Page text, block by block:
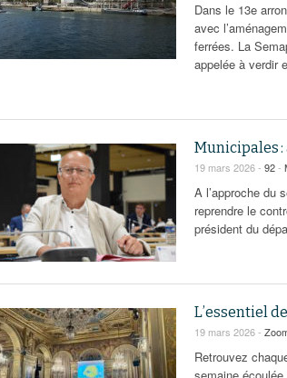
Dans le 13e
avec
ferrées. La
appelée à verdir
Municipales
19 mars 2026 - 92-
A l’approche du
reprendre le
président du
L’essentiel
19 mars 2026 -
Retrouvez